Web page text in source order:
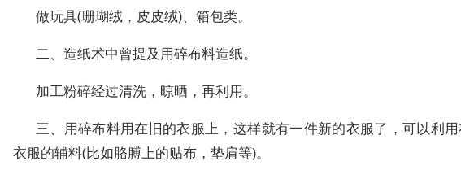
做玩具(珊瑚绒，皮皮绒)、箱包类。
二、造纸术中曾提及用碎布料造纸。
加工粉碎经过清洗，晾晒，再利用。
三、用碎布料用在旧的衣服上，这样就有一件新的衣服了，可以利
衣服的辅料(比如胳膊上的贴布，垫肩等)。